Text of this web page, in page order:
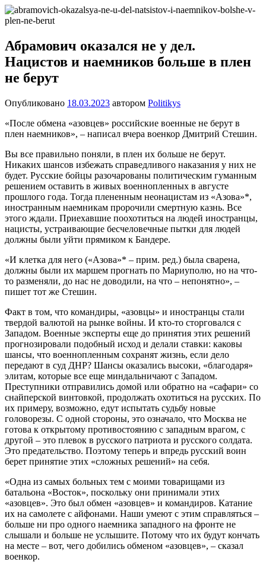
Перейти
к
Новости
Ещё
сайт
на
WordPress
Абрамович оказался не у дел.
Нацистов и наемников больше в плен
не берут
Опубликовано 18.03.2023 автором Politikys
«После обмена «азовцев» российские военные не берут в
плен наемников», – написал вчера военкор Дмитрий Стешин.
Вы все правильно поняли, в плен их больше не берут.
Никаких шансов избежать справедливого наказания у них не
будет. Русские бойцы разочарованы политическим гуманным
решением оставить в живых военнопленных в августе
прошлого года. Тогда плененным неонацистам из «Азова»*,
иностранным наемникам пророчили смертную казнь. Все
этого ждали. Приехавшие поохотиться на людей иностранцы,
нацисты, устраивающие бесчеловечные пытки для людей
должны были уйти прямиком к Бандере.
«И клетка для него («Азова»* – прим. ред.) была сварена,
должны были их маршем прогнать по Мариуполю, но на что-
то разменяли, до нас не доводили, на что – непонятно», –
пишет тот же Стешин.
Факт в том, что командиры, «азовцы» и иностранцы стали
твердой валютой на рынке войны. И кто-то сторговался с
Западом. Военные эксперты еще до принятия этих решений
прогнозировали подобный исход и делали ставки: каковы
шансы, что военнопленным сохранят жизнь, если дело
передают в суд ДНР? Шансы оказались высоки, «благодаря»
элитам, которые все еще миндальничают с Западом.
Преступники отправились домой или обратно на «сафари» со
снайперской винтовкой, продолжать охотиться на русских. По
их примеру, возможно, едут испытать судьбу новые
головорезы. С одной стороны, это означало, что Москва не
готова к открытому противостоянию с западным врагом, с
другой – это плевок в русского патриота и русского солдата.
Это предательство. Поэтому теперь и впредь русский воин
берет принятие этих «сложных решений» на себя.
«Одна из самых больных тем с моими товарищами из
батальона «Восток», поскольку они принимали этих
«азовцев». Это был обмен «азовцев» и командиров. Катание
их на самолете с айфонами. Наши умеют с этим справляться –
больше ни про одного наемника западного на фронте не
слышали и больше не услышите. Потому что их будут кончать
на месте – вот, чего добились обменом «азовцев», – сказал
военкор.